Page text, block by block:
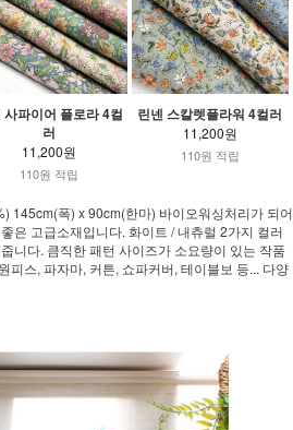
사파이어 플로라 4컬
러
11,200원
110원 적립
린넨 스칼렛플라워 4컬러
11,200원
110원 적립
145cm(폭) x 90cm(한마) 바이오워싱처리가 되어
은 고급소재입니다. 화이트 / 내츄럴 2가지 컬러
니다. 큼직한 패턴 사이즈가 소요량이 있는 작품
피스, 파자마, 커튼, 쇼파커버, 테이블보 등... 다양